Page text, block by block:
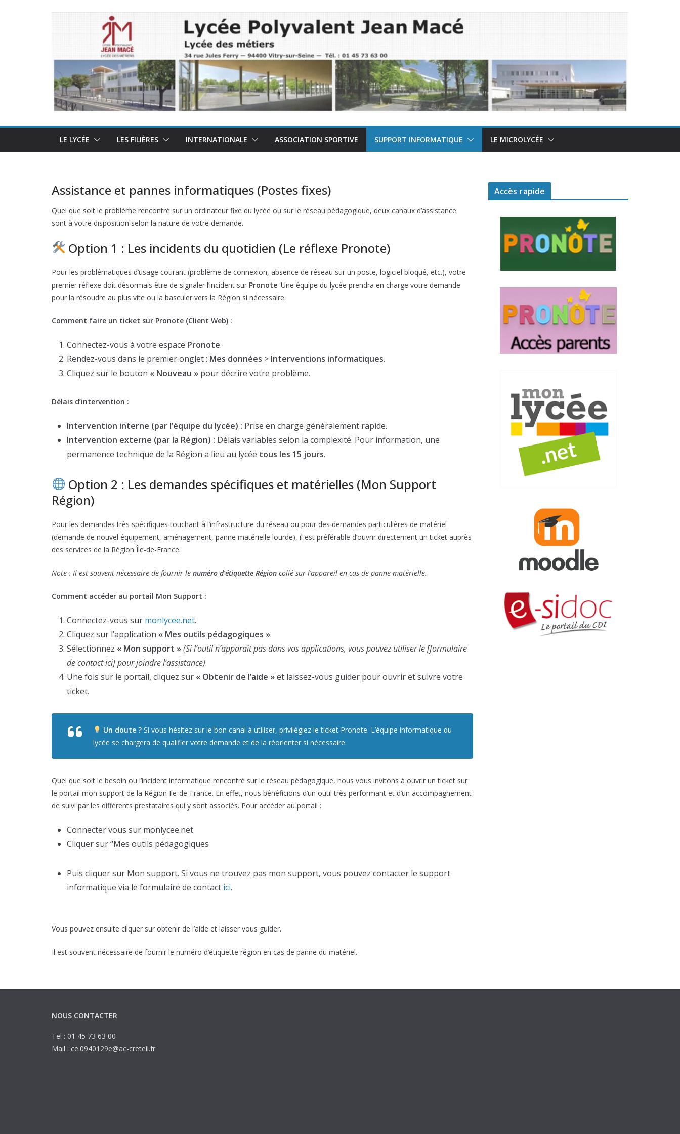
LE LYCÉE LES FILIÈRES INTERNATIONALE ASSOCIATION SPORTIVE SUPPORT INFORMATIQUE LE MICROLYCÉE
Assistance et pannes informatiques (Postes fixes)
Quel que soit le problème rencontré sur un ordinateur fixe du lycée ou sur le réseau pédagogique, deux canaux d’assistance
sont à votre disposition selon la nature de votre demande.
Option 1 : Les incidents du quotidien (Le réflexe Pronote)
Pour les problématiques d’usage courant (problème de connexion, absence de réseau sur un poste, logiciel bloqué, etc.), votre
premier réflexe doit désormais être de signaler l’incident sur Pronote. Une équipe du lycée prendra en charge votre demande
pour la résoudre au plus vite ou la basculer vers la Région si nécessaire.
Comment faire un ticket sur Pronote (Client Web) :
Connectez-vous à votre espace Pronote.
Rendez-vous dans le premier onglet : Mes données > Interventions informatiques.
Cliquez sur le bouton « Nouveau » pour décrire votre problème.
Délais d’intervention :
Intervention interne (par l’équipe du lycée) : Prise en charge généralement rapide.
Intervention externe (par la Région) : Délais variables selon la complexité. Pour information, une
permanence technique de la Région a lieu au lycée tous les 15 jours.
Option 2 : Les demandes spécifiques et matérielles (Mon Support
Région)
Pour les demandes très spécifiques touchant à l’infrastructure du réseau ou pour des demandes particulières de matériel
(demande de nouvel équipement, aménagement, panne matérielle lourde), il est préférable d’ouvrir directement un ticket auprès
des services de la Région Île-de-France.
Note : Il est souvent nécessaire de fournir le numéro d’étiquette Région collé sur l’appareil en cas de panne matérielle.
Comment accéder au portail Mon Support :
Connectez-vous sur monlycee.net.
Cliquez sur l’application « Mes outils pédagogiques ».
Sélectionnez « Mon support »(Si l’outil n’apparaît pas dans vos applications, vous pouvez utiliser le [formulaire
de contact ici] pour joindre l’assistance).
Une fois sur le portail, cliquez sur « Obtenir de l’aide »et laissez-vous guider pour ouvrir et suivre votre
ticket.
Un doute ?Si vous hésitez sur le bon canal à utiliser, privilégiez le ticket Pronote. L’équipe informatique du
lycée se chargera de qualifier votre demande et de la réorienter si nécessaire.
Quel que soit le besoin ou l’incident informatique rencontré sur le réseau pédagogique, nous vous invitons à ouvrir un ticket sur
le portail mon support de la Région Ile-de-France. En effet, nous bénéficions d’un outil très performant et d’un accompagnement
de suivi par les différents prestataires qui y sont associés. Pour accéder au portail :
Connecter vous sur monlycee.net
Cliquer sur “Mes outils pédagogiques
Puis cliquer sur Mon support. Si vous ne trouvez pas mon support, vous pouvez contacter le support
informatique via le formulaire de contact ici.
Vous pouvez ensuite cliquer sur obtenir de l’aide et laisser vous guider.
Il est souvent nécessaire de fournir le numéro d’étiquette région en cas de panne du matériel.
Accès rapide
NOUS CONTACTER
Tel : 01 45 73 63 00
Mail : ce.0940129e@ac-creteil.fr